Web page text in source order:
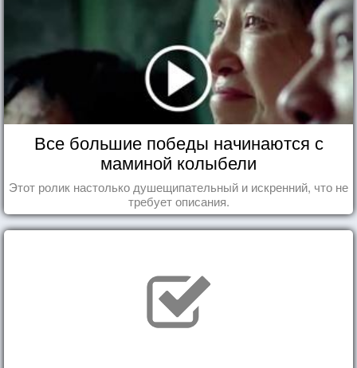
Все большие победы начинаются с
маминой колыбели
Этот ролик настолько душещипательный и искренний, что не
требует описания.